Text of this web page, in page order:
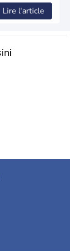
Lire l'article